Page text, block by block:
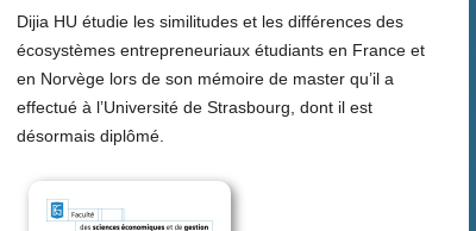
Dijia HU étudie les similitudes et les différences des
écosystèmes entrepreneuriaux étudiants en France et
en Norvège lors de son mémoire de master qu’il a
effectué à l’Université de Strasbourg, dont il est
désormais diplômé.